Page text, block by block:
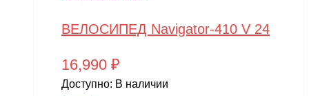
ВЕЛОСИПЕД Navigator-410 V 24
16,990 ₽
Доступно: В наличии